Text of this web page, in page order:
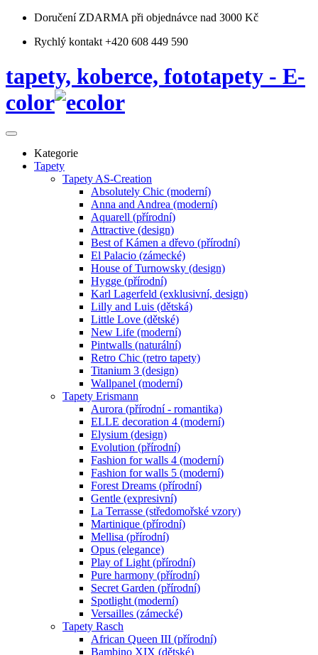
Doručení ZDARMA při objednávce nad 3000 Kč
Rychlý kontakt +420 608 449 590
tapety, koberce, fototapety - E-
color
Kategorie
Tapety
Tapety AS-Creation
Absolutely Chic (moderní)
Anna and Andrea (moderní)
Aquarell (přírodní)
Attractive (design)
Best of Kámen a dřevo (přírodní)
El Palacio (zámecké)
House of Turnowsky (design)
Hygge (přírodní)
Karl Lagerfeld (exklusivní, design)
Lilly and Luis (dětská)
Little Love (dětské)
New Life (moderní)
Pintwalls (naturální)
Retro Chic (retro tapety)
Titanium 3 (design)
Wallpanel (moderní)
Tapety Erismann
Aurora (přírodní - romantika)
ELLE decoration 4 (moderní)
Elysium (design)
Evolution (přírodní)
Fashion for walls 4 (moderní)
Fashion for walls 5 (moderní)
Forest Dreams (přírodní)
Gentle (expresivní)
La Terrasse (středomořské vzory)
Martinique (přírodní)
Mellisa (přírodní)
Opus (elegance)
Play of Light (přírodní)
Pure harmony (přírodní)
Secret Garden (přírodní)
Spotlight (moderní)
Versailles (zámecké)
Tapety Rasch
African Queen III (přírodní)
Bambino XIX (dětské)